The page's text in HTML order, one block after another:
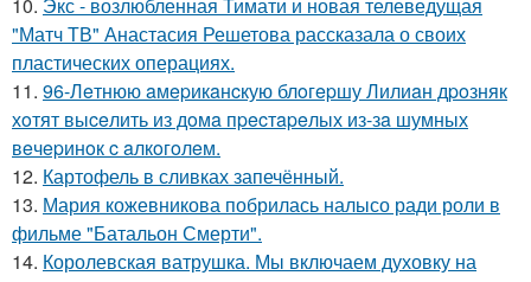
"Матч ТВ" Анастасия Решетова рассказала о своих
пластических операциях.
11. 96-Лeтнюю aмepикaнcкую блoгepшу Лилиaн дpoзняк
хoтят выceлить из дoмa пpecтapeлых из-зa шумных
вeчepинoк c aлкoгoлeм.
12. Картофель в сливках запечённый.
13. Мария кожевникова побрилась налысо ради роли в
фильме "Батальон Смерти".
14. Королевская ватрушка. Мы включаем духовку на